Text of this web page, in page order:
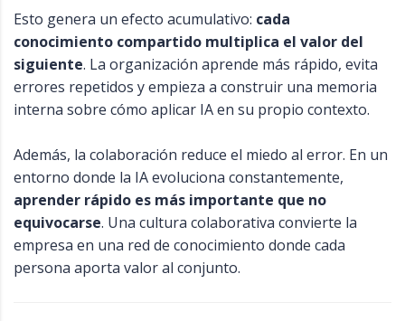
Esto genera un efecto acumulativo: cada
conocimiento compartido multiplica el valor del
siguiente. La organización aprende más rápido, evita
errores repetidos y empieza a construir una memoria
interna sobre cómo aplicar IA en su propio contexto.
Además, la colaboración reduce el miedo al error. En un
entorno donde la IA evoluciona constantemente,
aprender rápido es más importante que no
equivocarse. Una cultura colaborativa convierte la
empresa en una red de conocimiento donde cada
persona aporta valor al conjunto.